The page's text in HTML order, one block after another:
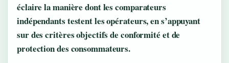
éclaire la manière dont les comparateurs
indépendants testent les opérateurs, en s’appuyant
sur des critères objectifs de conformité et de
protection des consommateurs.